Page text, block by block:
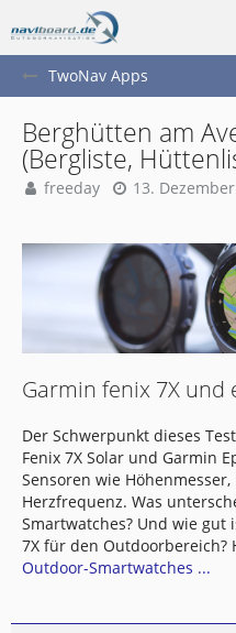
TwoNav Apps
Berghütten am
(Bergliste,
freeday 13.
Garmin fenix 7X und
Der Schwerpunkt dieses
Fenix 7X Solar und Garmin
Sensoren wie
Herzfrequenz. Was
Smartwatches? Und wie gut
7X für den Outdoorbereich?
Outdoor-Smartwatches ...